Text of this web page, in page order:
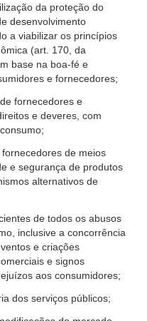
da proteção do
desenvolvimento
a viabilizar os princípios
(art. 170, da
base na boa-fé e
e fornecedores;
fornecedores e
e deveres, com
de meios
e segurança de produtos
alternativos de
de todos os abusos
inclusive a concorrência
e criações
e signos
aos consumidores;
dos serviços públicos;